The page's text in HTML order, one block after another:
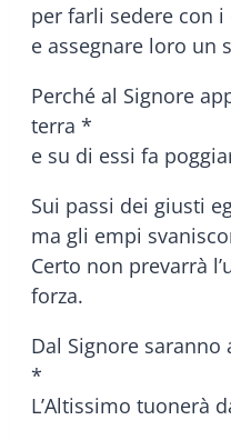
per farli sedere con
e assegnare loro un
Perché al Signore
terra *
e su di essi fa
Sui passi dei giusti
ma gli empi
Certo non prevarrà
forza.
Dal Signore
*
L’Altissimo tuonerà